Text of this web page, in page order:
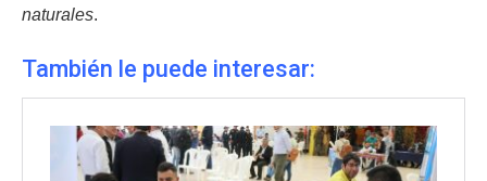
naturales.
También le puede interesar: